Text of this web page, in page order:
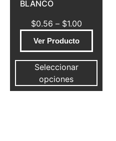
BLANCO
$0.56 – $1.00
Ver Producto
Seleccionar
opciones